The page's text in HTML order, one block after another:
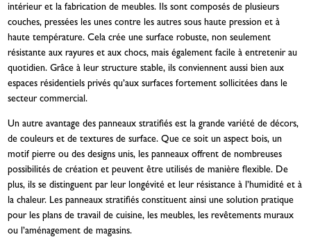
intérieur et la fabrication de meubles. Ils sont composés de plusieurs
couches, pressées les unes contre les autres sous haute pression et à
haute température. Cela crée une surface robuste, non seulement
résistante aux rayures et aux chocs, mais également facile à entretenir au
quotidien. Grâce à leur structure stable, ils conviennent aussi bien aux
espaces résidentiels privés qu’aux surfaces fortement sollicitées dans le
secteur commercial.
Un autre avantage des panneaux stratifiés est la grande variété de décors,
de couleurs et de textures de surface. Que ce soit un aspect bois, un
motif pierre ou des designs unis, les panneaux offrent de nombreuses
possibilités de création et peuvent être utilisés de manière flexible. De
plus, ils se distinguent par leur longévité et leur résistance à l’humidité et à
la chaleur. Les panneaux stratifiés constituent ainsi une solution pratique
pour les plans de travail de cuisine, les meubles, les revêtements muraux
ou l’aménagement de magasins.